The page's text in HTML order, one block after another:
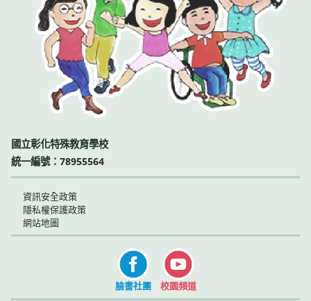
國立彰化特殊教育學校
統一編號：78955564
資訊安全政策
隱私權保護政策
網站地圖
臉書社團 校園頻道